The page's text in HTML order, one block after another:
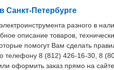
Санкт-Петербурге
разного в
описание товаров,
помогут Вам сделать
телефону 8 (812) 426-16-30, 8
оформить заказ прямо на